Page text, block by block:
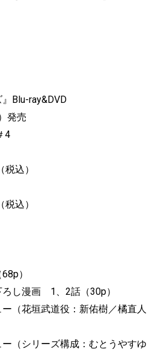
Blu-ray&DVD
発売
4
込）
込）
）
ろし漫画 1、2話（30p）
ー（花垣武道役：新佑樹／橘直人
ー（シリーズ構成：むとうやすゆ